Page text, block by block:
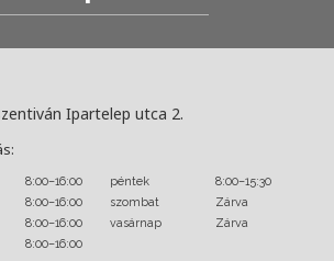
Ipartelep utca 2.
8:00–16:00 péntek
8:00–15:30
8:00–16:00 szombat
Zárva
8:00–16:00 vasárnap
Zárva
8:00–16:00